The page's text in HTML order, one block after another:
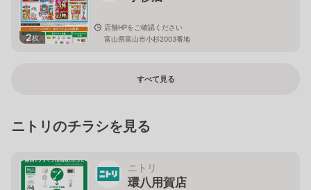
2枚
店舗HPをご確認ください
富山県富山市小杉2003番地
すべて見る
ニトリのチラシを見る
ニトリ
環八用賀店